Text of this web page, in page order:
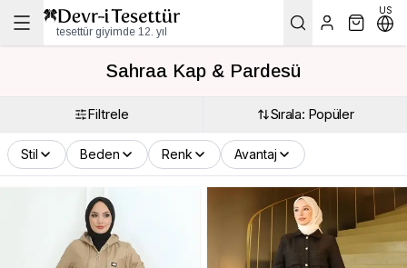
tesettür giyimde 12. yıl
US
Sahraa Kap & Pardesü
Filtrele Sırala: Popüler
Stil Beden Renk Avantaj